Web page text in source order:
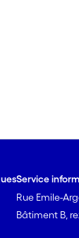
Service
Rue Emile-
Bâtiment B,